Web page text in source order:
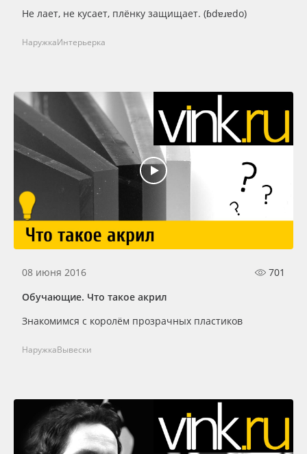
Не лает, не кусает, плёнку защищает. (ɓdɐɹɐdо)
НаружкаИнтерьерка
08 июня 2016
701
Обучающие. Что такое акрил
Знакомимся с королём прозрачных пластиков
НаружкаВывески